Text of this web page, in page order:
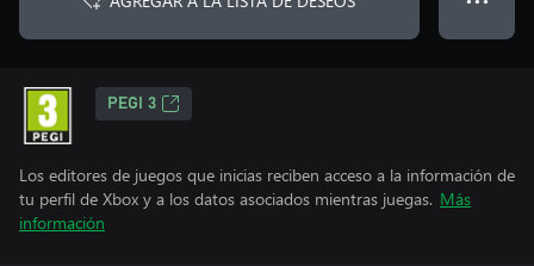
PEGI 3
Los editores de juegos que inicias reciben acceso a la información de
tu perfil de Xbox y a los datos asociados mientras juegas. Más
información